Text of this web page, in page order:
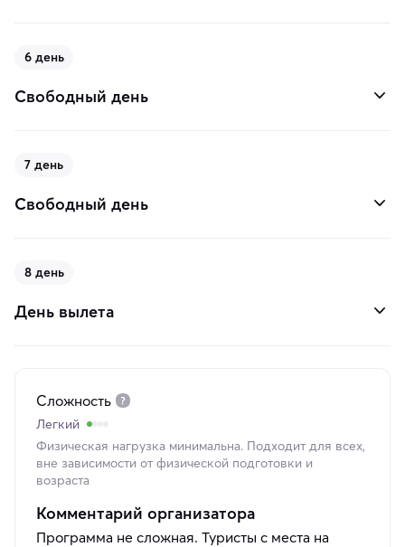
6 день
Свободный день
7 день
Свободный день
8 день
День вылета
Сложность
Легкий
Физическая нагрузка минимальна. Подходит для всех,
вне зависимости от физической подготовки и
возраста
Комментарий организатора
Программа не сложная. Туристы с места на